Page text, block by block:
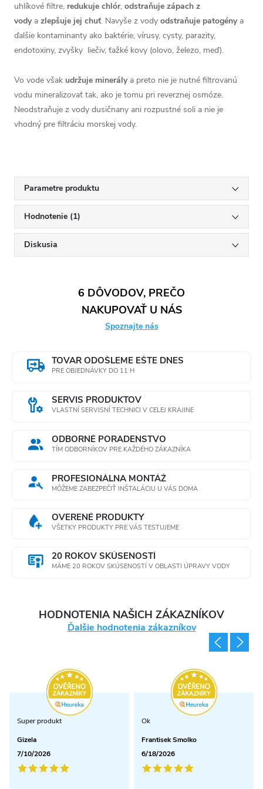
uhlíkové filtre, redukuje chlór, odstraňuje zápach z
vody a zlepšuje jej chuť. Navyše z vody odstraňuje patogény a
ďalšie kontaminanty ako baktérie, vírusy, cysty, parazity,
endotoxiny, zvyšky liečiv, ťažké kovy (olovo, železo, meď).
Vo vode však udržuje minerály a preto nie je nutné filtrovanú
vodu mineralizovať tak, ako je tomu pri reverznej osmóze.
Neodstraňuje z vody dusičnany ani rozpustné soli a nie je
vhodný pre filtráciu morskej vody.
Parametre produktu
Hodnotenie (1)
Diskusia
6 DÔVODOV, PREČO
NAKUPOVAŤ U NÁS
Spoznajte nás
TOVAR ODOŠLEME EŠTE DNES
PRE OBJEDNÁVKY DO 11 H
SERVIS PRODUKTOV
VLASTNÍ SERVISNÍ TECHNICI V CELEJ KRAJINE
ODBORNÉ PORADENSTVO
TÍM ODBORNÍKOV PRE KAŽDÉHO ZÁKAZNÍKA
PROFESIONÁLNA MONTÁŽ
MÔŽEME ZABEZPEČIŤ INŠTALÁCIU U VÁS DOMA
OVERENÉ PRODUKTY
VŠETKY PRODUKTY PRE VÁS TESTUJEME
20 ROKOV SKÚSENOSTÍ
MÁME 20 ROKOV SKÚSENOSTÍ V OBLASTI ÚPRAVY VODY
HODNOTENIA NAŠICH ZÁKAZNÍKOV
Ďalšie hodnotenia zákazníkov
Super produkt
Gizela
7/10/2026
Ok
Frantisek Smolko
6/18/2026